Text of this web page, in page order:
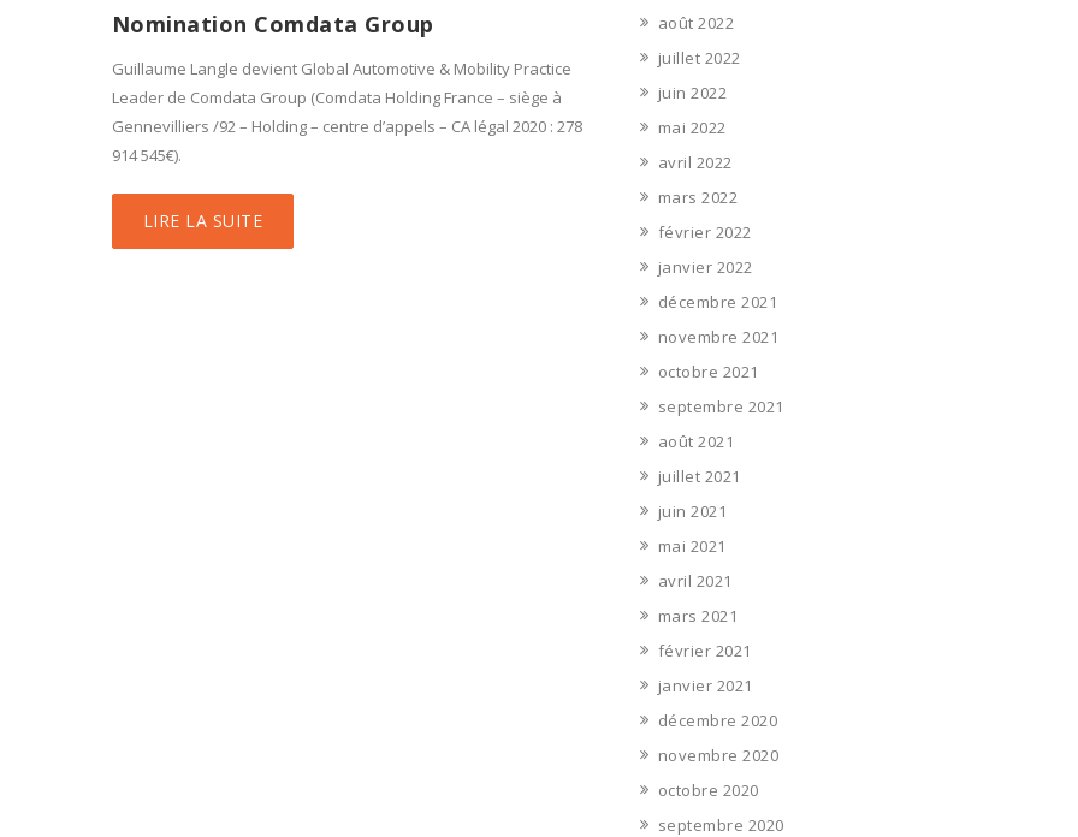
Nomination Comdata Group
Guillaume Langle devient Global Automotive & Mobility Practice
Leader de Comdata Group (Comdata Holding France – siège à
Gennevilliers /92 – Holding – centre d’appels – CA légal 2020 : 278
914 545€).
LIRE LA SUITE
août 2022
juillet 2022
juin 2022
mai 2022
avril 2022
mars 2022
février 2022
janvier 2022
décembre 2021
novembre 2021
octobre 2021
septembre 2021
août 2021
juillet 2021
juin 2021
mai 2021
avril 2021
mars 2021
février 2021
janvier 2021
décembre 2020
novembre 2020
octobre 2020
septembre 2020